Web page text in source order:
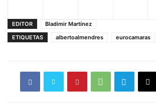
EDITOR
Bladimir Martínez
ETIQUETAS
albertoalmendres eurocamaras